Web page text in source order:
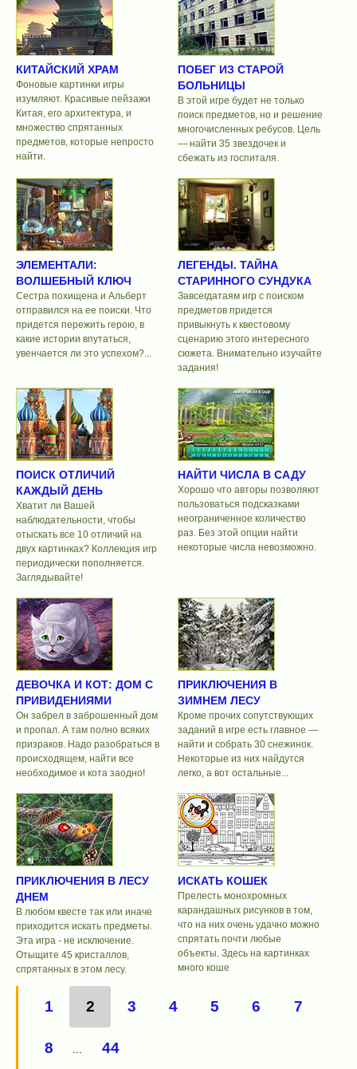
КИТАЙСКИЙ ХРАМ
Фоновые картинки игры
изумляют. Красивые пейзажи
Китая, его архитектура, и
множество спрятанных
предметов, которые непросто
найти.
ПОБЕГ ИЗ СТАРОЙ
БОЛЬНИЦЫ
В этой игре будет не только
поиск предметов, но и решение
многочисленных ребусов. Цель
— найти 35 звездочек и
сбежать из госпиталя.
ЭЛЕМЕНТАЛИ:
ВОЛШЕБНЫЙ КЛЮЧ
Сестра похищена и Альберт
отправился на ее поиски. Что
придется пережить герою, в
какие истории впутаться,
увенчается ли это успехом?...
ЛЕГЕНДЫ. ТАЙНА
СТАРИННОГО СУНДУКА
Завсегдатаям игр с поиском
предметов придется
привыкнуть к квестовому
сценарию этого интересного
сюжета. Внимательно изучайте
задания!
ПОИСК ОТЛИЧИЙ
КАЖДЫЙ ДЕНЬ
Хватит ли Вашей
наблюдательности, чтобы
отыскать все 10 отличий на
двух картинках? Коллекция игр
периодически пополняется.
Заглядывайте!
НАЙТИ ЧИСЛА В САДУ
Хорошо что авторы позволяют
пользоваться подсказками
неограниченное количество
раз. Без этой опции найти
некоторые числа невозможно.
ДЕВОЧКА И КОТ: ДОМ С
ПРИВИДЕНИЯМИ
Он забрел в заброшенный дом
и пропал. А там полно всяких
призраков. Надо разобраться в
происходящем, найти все
необходимое и кота заодно!
ПРИКЛЮЧЕНИЯ В
ЗИМНЕМ ЛЕСУ
Кроме прочих сопутствующих
заданий в игре есть главное —
найти и собрать 30 снежинок.
Некоторые из них найдутся
легко, а вот остальные...
ПРИКЛЮЧЕНИЯ В ЛЕСУ
ДНЕМ
В любом квесте так или иначе
приходится искать предметы.
Эта игра - не исключение.
Отыщите 45 кристаллов,
спрятанных в этом лесу.
ИСКАТЬ КОШЕК
Прелесть монохромных
карандашных рисунков в том,
что на них очень удачно можно
спрятать почти любые
объекты. Здесь на картинках
много коше
1 2 3 4 5 6 7
8 44